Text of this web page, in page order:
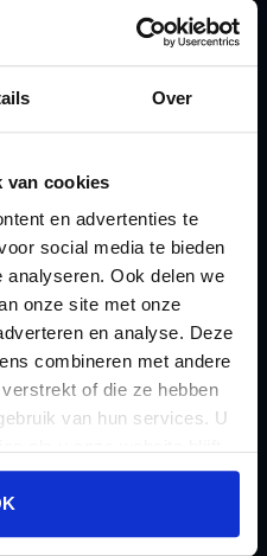
Over
van cookies
en advertenties te
social media te bieden
Ook delen we
onze site met onze
en analyse. Deze
combineren met andere
of die ze hebben
van hun services. U
Onzakelijke lening
Stamrecht BV
Oprichten BV door
Overdracht vanuit
banksparen
Overgang naar
Stamrecht BV
P
Pensioen BV
Pensioen BV bij
Pensioen BV en
echtscheiding